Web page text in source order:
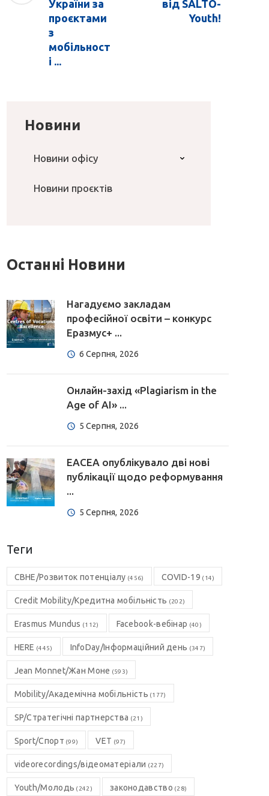
України за
проєктами
з
мобільност
і ...
від SALTO-
Youth!
Новини
Новини офісу
Новини проєктів
Останні Новини
Нагадуємо закладам
професійної освіти – конкурс
Еразмус+ ...
6 Серпня, 2026
Онлайн-захід «Plagiarism in the
Age of AI» ...
5 Серпня, 2026
EACEA опублікувало дві нові
публікації щодо реформування
...
5 Серпня, 2026
Теги
CBHE/Розвиток потенціалу (456) COVID-19 (14)
Credit Mobility/Кредитна мобільність (202)
Erasmus Mundus (112) Facebook-вебінар (40)
HERE (445) InfoDay/Інформаційний день (347)
Jean Monnet/Жан Моне (593)
Mobility/Академічна мобільність (177)
SP/Стратегічні партнерства (21)
Sport/Спорт (99) VET (97)
videorecordings/відеоматеріали (227)
Youth/Молодь (242) законодавство (28)